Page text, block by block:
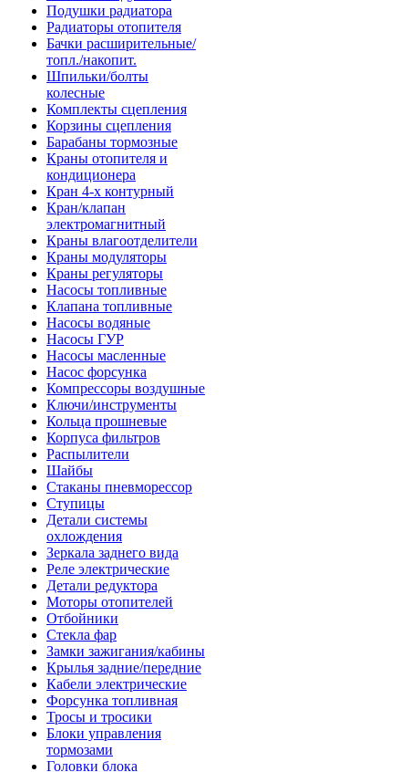
Подушки радиатора
Радиаторы отопителя
Бачки расширительные/
топл./накопит.
Шпильки/болты
колесные
Комплекты сцепления
Корзины сцепления
Барабаны тормозные
Краны отопителя и
кондиционера
Кран 4-х контурный
Кран/клапан
электромагнитный
Краны влагоотделители
Краны модуляторы
Краны регуляторы
Насосы топливные
Клапана топливные
Насосы водяные
Насосы ГУР
Насосы масленные
Насос форсунка
Компрессоры воздушные
Ключи/инструменты
Кольца прошневые
Корпуса фильтров
Распылители
Шайбы
Стаканы пневморессор
Ступицы
Детали системы
охлождения
Зеркала заднего вида
Реле электрические
Детали редуктора
Моторы отопителей
Отбойники
Стекла фар
Замки зажигания/кабины
Крылья задние/передние
Кабели электрические
Форсунка топливная
Тросы и тросики
Блоки управления
тормозами
Головки блока